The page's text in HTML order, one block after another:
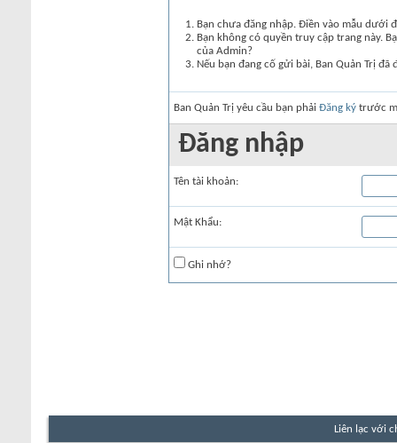
Bạn chưa đăng nhập. Điền vào mẫu dưới
Bạn không có quyền truy cập trang này.
của Admin?
Nếu bạn đang cố gửi bài, Ban Quản Trị
Ban Quản Trị yêu cầu bạn phải Đăng ký trước
Đăng nhập
Tên tài khoản:
Mật Khẩu:
Ghi nhớ?
Liên lạc với